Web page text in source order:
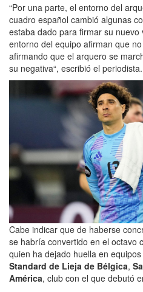
“Por una parte, el entorno del
cuadro español cambió algunas
estaba dado para firmar su
entorno del equipo afirman que
afirmando que el arquero se
su negativa“, escribió el periodista.
Cabe indicar que de haberse
se habría convertido en el octavo
quien ha dejado huella en
Standard de Lieja de Bélgica,
América, club con el que debutó